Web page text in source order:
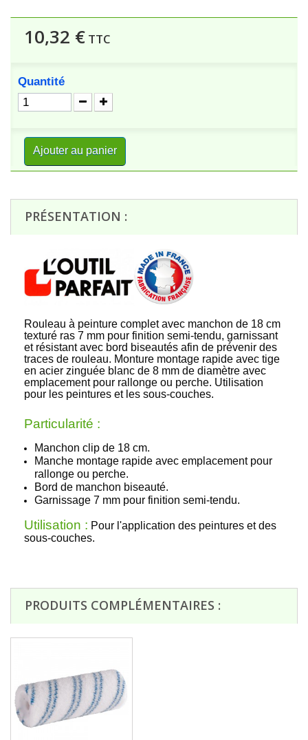
10,32 € TTC
Quantité
Ajouter au panier
PRÉSENTATION :
Rouleau à peinture complet avec manchon de 18 cm
texturé ras 7 mm pour finition semi-tendu, garnissant
et résistant avec bord biseautés afin de prévenir des
traces de rouleau. Monture montage rapide avec tige
en acier zinguée blanc de 8 mm de diamètre avec
emplacement pour rallonge ou perche. Utilisation
pour les peintures et les sous-couches.
Particularité :
Manchon clip de 18 cm.
Manche montage rapide avec emplacement pour
rallonge ou perche.
Bord de manchon biseauté.
Garnissage 7 mm pour finition semi-tendu.
Utilisation : Pour l'application des peintures et des
sous-couches.
PRODUITS COMPLÉMENTAIRES :